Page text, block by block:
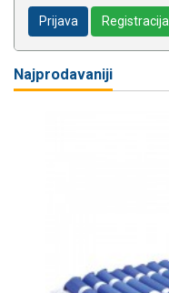
Prijava Registracija
Najprodavaniji